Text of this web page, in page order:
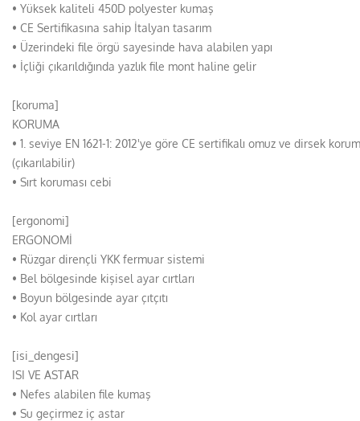
• Yüksek kaliteli 450D polyester kumaş
• CE Sertifikasına sahip İtalyan tasarım
• Üzerindeki file örgü sayesinde hava alabilen yapı
• İçliği çıkarıldığında yazlık file mont haline gelir
[koruma]
KORUMA
• 1. seviye EN 1621-1: 2012'ye göre CE sertifikalı omuz ve dirsek
(çıkarılabilir)
• Sırt koruması cebi
[ergonomi]
ERGONOMİ
• Rüzgar dirençli YKK fermuar sistemi
• Bel bölgesinde kişisel ayar cırtları
• Boyun bölgesinde ayar çıtçıtı
• Kol ayar cırtları
[isi_dengesi]
ISI VE ASTAR
• Nefes alabilen file kumaş
• Su geçirmez iç astar